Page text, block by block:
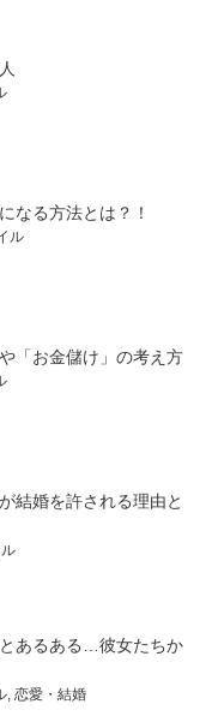
なる方法とは？！
ル
「お金儲け」の考え方
結婚を許される理由と
とあるある…彼女たちか
, 恋愛・結婚